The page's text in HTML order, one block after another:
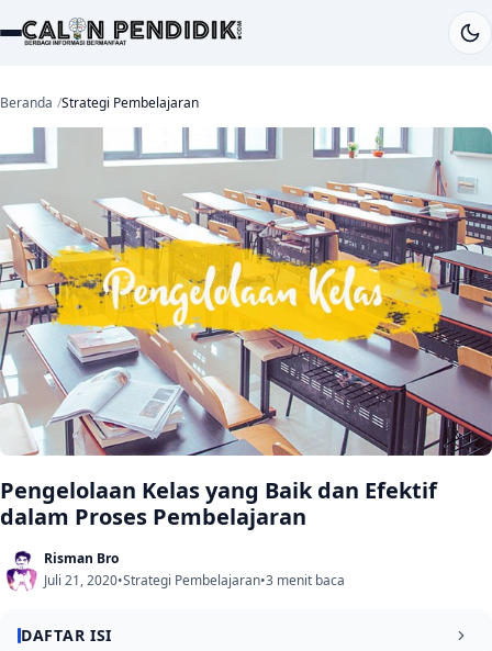
Beranda Strategi Pembelajaran
Pengelolaan Kelas yang Baik dan Efektif
dalam Proses Pembelajaran
Risman Bro
Juli 21, 2020•Strategi Pembelajaran•3 menit baca
DAFTAR ISI